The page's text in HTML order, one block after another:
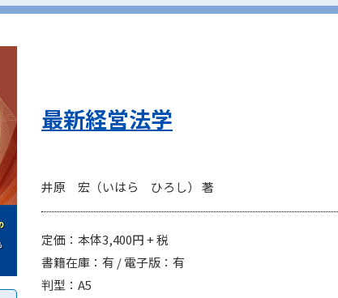
最新経営法学
井原 宏（いはら ひろし） 著
定価：本体3,400円 + 税
書籍在庫：有 / 電子版：有
判型：A5